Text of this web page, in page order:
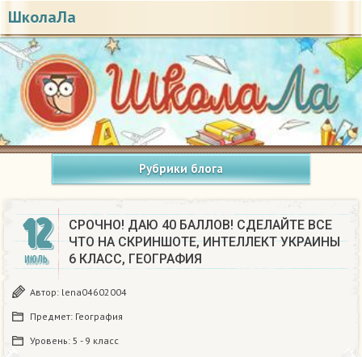
ШколаЛа
Рубрики блога
12
ИЮЛЬ
СРОЧНО! ДАЮ 40 БАЛЛОВ! СДЕЛАЙТЕ ВСЕ
ЧТО НА СКРИНШОТЕ, ИНТЕЛЛЕКТ УКРАИНЫ
6 КЛАСС, ГЕОГРАФИЯ
Автор: lena04602004
Предмет: География
Уровень: 5 - 9 класс